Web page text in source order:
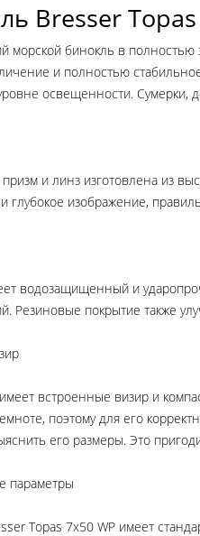
Bresser
морской бинокль в
и полностью
освещенности. Сумерки,
призм и линз изготовлена из
глубокое изображение,
водозащищенный и
Резиновые покрытие также
встроенные визир и
поэтому для его
его размеры. Это
параметры
Topas 7x50 WP имеет